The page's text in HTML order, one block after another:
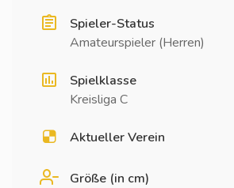
Spieler-Status
Amateurspieler (Herren)
Spielklasse
Kreisliga C
Aktueller Verein
Größe (in cm)